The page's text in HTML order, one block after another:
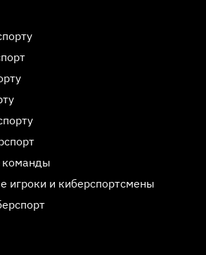
команды
игроки и киберспортсмены